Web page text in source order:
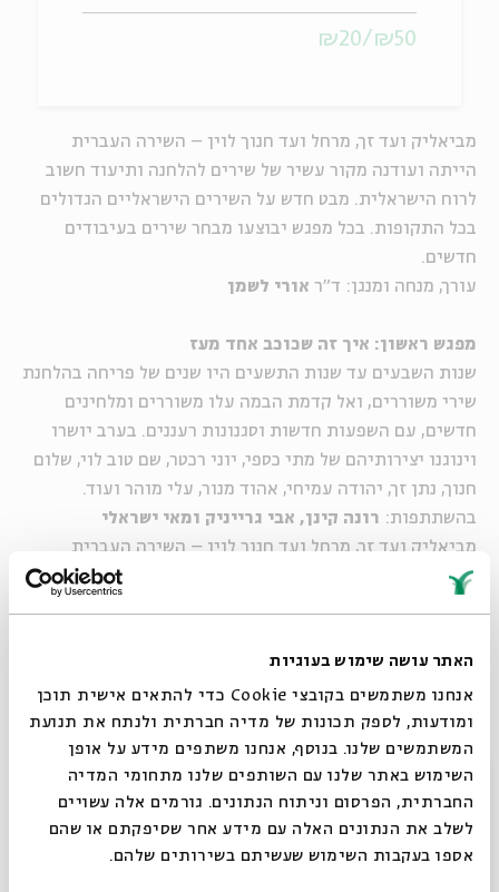
האתר עושה שימוש בעוגיות
אנחנו משתמשים בקובצי Cookie כדי להתאים אישית תוכן
ומודעות, לספק תכונות של מדיה חברתית ולנתח את תנועת
המשתמשים שלנו. בנוסף, אנחנו משתפים מידע על אופן
השימוש באתר שלנו עם השותפים שלנו מתחומי המדיה
החברתית, הפרסום וניתוח הנתונים. גורמים אלה עשויים
לשלב את הנתונים האלה עם מידע אחר שסיפקתם או שהם
אספו בעקבות השימוש שעשיתם בשירותים שלהם.
מביאליק ועד זך, מרחל ועד חנוך לוין – השירה העברית
הייתה ועודנה מקור עשיר של שירים להלחנה ותיעוד חשוב
לרוח הישראלית. מבט חדש על השירים הישראליים הגדולים
בכל התקופות. בכל מפגש יבוצעו מבחר שירים בעיבודים
חדשים.
עורך, מנחה ומנגן: ד"ר אורי לשמן
מפגש ראשון: איך זה שכוכב אחד מעז
שנות השבעים עד שנות התשעים היו שנים של פריחה בהלחנת
שירי משוררים, ואל קדמת הבמה עלו משוררים ומלחינים
חדשים, עם השפעות חדשות וסגנונות רעננים. בערב יושרו
וינוגנו יצירותיהם של מתי כספי, יוני רכטר, שם טוב לוי, שלום
חנוך, נתן זך, יהודה עמיחי, אהוד מנור, עלי מוהר ועוד.
בהשתתפות: רונה קינן, אבי גרייניק ומאי ישראלי
מביאליק ועד זך, מרחל ועד חנוך לוין – השירה העברית
הייתה ועודנה מקור עשיר של שירים להלחנה ותיעוד חשוב
בכל מפגש יבוצעו מבחר שירים בעיבודים חדשים.
עורך, מנחה ומנגן: ד"ראורי לשמן
שיתוף הוספה ליומן הרשמה לאירועים דומים
₪50/₪20
סגור